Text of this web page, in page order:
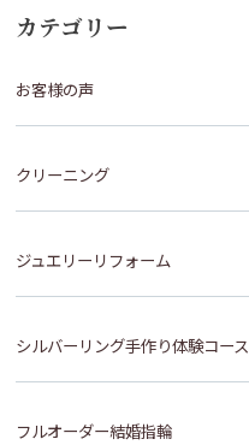
カテゴリー
お客様の声
クリーニング
ジュエリーリフォーム
シルバーリング手作り体験コース
フルオーダー結婚指輪